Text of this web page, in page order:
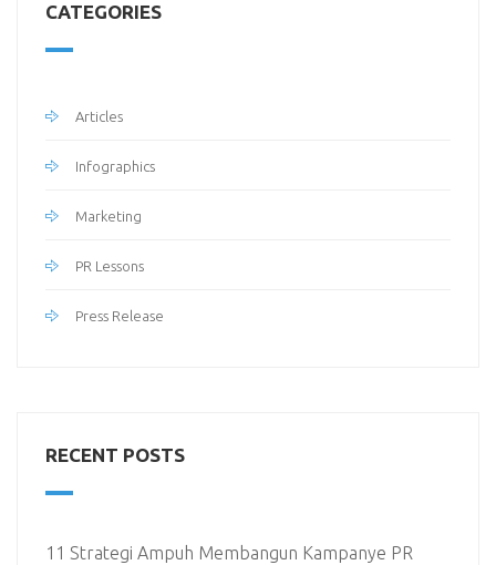
CATEGORIES
Articles
Infographics
Marketing
PR Lessons
Press Release
RECENT POSTS
11 Strategi Ampuh Membangun Kampanye PR